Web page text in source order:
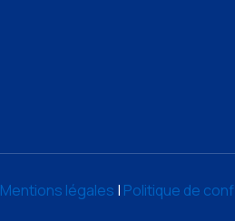
Mentions légales | Politique de